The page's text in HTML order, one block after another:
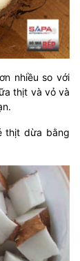
nhiều so với
thịt và vỏ và
thịt dừa bằng